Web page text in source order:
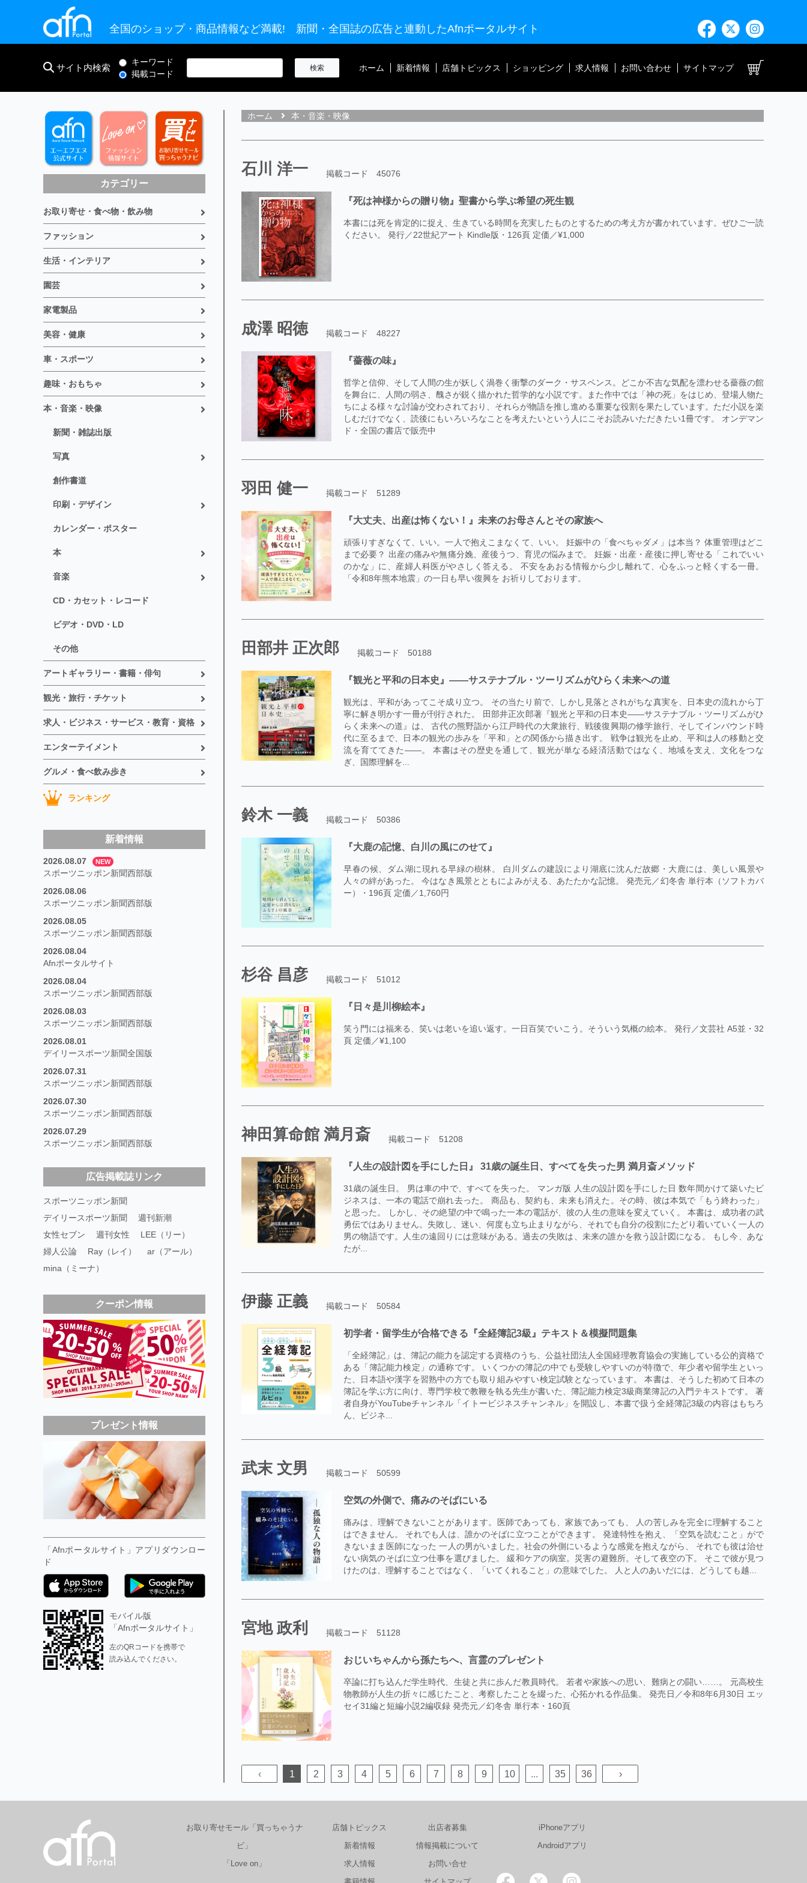
全国のショップ・商品情報など満載! 新聞・全国誌の広告と連動したAfnポータルサイト
サイト内検索
キーワード
掲載コード
ホーム 新着情報 店舗トピックス ショッピング 求人情報 お問い合わせ サイトマップ
カテゴリー
お取り寄せ・食べ物・飲み物
ファッション
生活・インテリア
園芸
家電製品
美容・健康
車・スポーツ
趣味・おもちゃ
本・音楽・映像
新聞・雑誌出版
写真
創作書道
印刷・デザイン
カレンダー・ポスター
本
音楽
CD・カセット・レコード
ビデオ・DVD・LD
その他
アートギャラリー・書籍・俳句
観光・旅行・チケット
求人・ビジネス・サービス・教育・資格
エンターテイメント
グルメ・食べ飲み歩き
ランキング
新着情報
2026.08.07 NEW
スポーツニッポン新聞西部版
2026.08.06
スポーツニッポン新聞西部版
2026.08.05
スポーツニッポン新聞西部版
2026.08.04
Afnポータルサイト
2026.08.04
スポーツニッポン新聞西部版
2026.08.03
スポーツニッポン新聞西部版
2026.08.01
デイリースポーツ新聞全国版
2026.07.31
スポーツニッポン新聞西部版
2026.07.30
スポーツニッポン新聞西部版
2026.07.29
スポーツニッポン新聞西部版
広告掲載誌リンク
スポーツニッポン新聞
デイリースポーツ新聞
週刊新潮
女性セブン
週刊女性
LEE（リー）
婦人公論
Ray（レイ）
ar（アール）
mina（ミーナ）
クーポン情報
プレゼント情報
「Afnポータルサイト」アプリダウンロー
ド
モバイル版
「Afnポータルサイト」
左のQRコードを携帯で
読み込んでください。
ホーム 本・音楽・映像
石川 洋一 掲載コード 45076
『死は神様からの贈り物』聖書から学ぶ希望の死生観
本書には死を肯定的に捉え、生きている時間を充実したものとするための考え方が書かれています。ぜひご一読
ください。 発行／22世紀アート Kindle版・126頁 定価／¥1,000
成澤 昭徳 掲載コード 48227
『薔薇の味』
哲学と信仰、そして人間の生が妖しく渦巻く衝撃のダーク・サスペンス。どこか不吉な気配を漂わせる薔薇の館
を舞台に、人間の弱さ、醜さが鋭く描かれた哲学的な小説です。また作中では「神の死」をはじめ、登場人物た
ちによる様々な討論が交わされており、それらが物語を推し進める重要な役割を果たしています。ただ小説を楽
しむだけでなく、読後にもいろいろなことを考えたいという人にこそお読みいただきたい1冊です。 オンデマン
ド・全国の書店で販売中
羽田 健一 掲載コード 51289
『大丈夫、出産は怖くない！』未来のお母さんとその家族へ
頑張りすぎなくて、いい。一人で抱えこまなくて、いい。 妊娠中の「食べちゃダメ」は本当？ 体重管理はどこ
まで必要？ 出産の痛みや無痛分娩、産後うつ、育児の悩みまで。 妊娠・出産・産後に押し寄せる「これでいい
のかな」に、産婦人科医がやさしく答える。 不安をあおる情報から少し離れて、心をふっと軽くする一冊。
「令和8年熊本地震」の一日も早い復興を お祈りしております。
田部井 正次郎 掲載コード 50188
『観光と平和の日本史』――サステナブル・ツーリズムがひらく未来への道
観光は、平和があってこそ成り立つ。 その当たり前で、しかし見落とされがちな真実を、日本史の流れから丁
寧に解き明かす一冊が刊行された。 田部井正次郎著『観光と平和の日本史――サステナブル・ツーリズムがひ
らく未来への道』は、 古代の熊野詣から江戸時代の大衆旅行、戦後復興期の修学旅行、そしてインバウンド時
代に至るまで、日本の観光の歩みを「平和」との関係から描き出す。 戦争は観光を止め、平和は人の移動と交
流を育ててきた――。 本書はその歴史を通して、観光が単なる経済活動ではなく、地域を支え、文化をつな
ぎ、国際理解を...
鈴木 一義 掲載コード 50386
『大鹿の記憶、白川の風にのせて』
早春の候、ダム湖に現れる早緑の樹林。 白川ダムの建設により湖底に沈んだ故郷・大鹿には、美しい風景や
人々の絆があった。 今はなき風景とともによみがえる、あたたかな記憶。 発売元／幻冬舎 単行本（ソフトカバ
ー）・196頁 定価／1,760円
杉谷 昌彦 掲載コード 51012
『日々是川柳絵本』
笑う門には福来る、笑いは老いを追い返す。一日百笑でいこう。そういう気概の絵本。 発行／文芸社 A5並・32
頁 定価／¥1,100
神田算命館 満月斎 掲載コード 51208
『人生の設計図を手にした日』 31歳の誕生日、すべてを失った男 満月斎メソッド
31歳の誕生日。 男は車の中で、すべてを失った。 マンガ版 人生の設計図を手にした日 数年間かけて築いたビ
ジネスは、一本の電話で崩れ去った。 商品も、契約も、未来も消えた。その時、彼は本気で「もう終わった」
と思った。 しかし、その絶望の中で鳴った一本の電話が、彼の人生の意味を変えていく。 本書は、成功者の武
勇伝ではありません。失敗し、迷い、何度も立ち止まりながら、それでも自分の役割にたどり着いていく一人の
男の物語です。人生の遠回りには意味がある。過去の失敗は、未来の誰かを救う設計図になる。 もし今、あな
たが...
伊藤 正義 掲載コード 50584
初学者・留学生が合格できる『全経簿記3級』テキスト＆模擬問題集
「全経簿記」は、簿記の能力を認定する資格のうち、公益社団法人全国経理教育協会の実施している公的資格で
ある「簿記能力検定」の通称です。 いくつかの簿記の中でも受験しやすいのが特徴で、年少者や留学生といっ
た、日本語や漢字を習熟中の方でも取り組みやすい検定試験となっています。 本書は、そうした初めて日本の
簿記を学ぶ方に向け、専門学校で教鞭を執る先生が書いた、簿記能力検定3級商業簿記の入門テキストです。 著
者自身がYouTubeチャンネル「イトービジネスチャンネル」を開設し、本書で扱う全経簿記3級の内容はもちろ
ん、ビジネ...
武末 文男 掲載コード 50599
空気の外側で、痛みのそばにいる
痛みは、理解できないことがあります。医師であっても、家族であっても、 人の苦しみを完全に理解すること
はできません。 それでも人は、誰かのそばに立つことができます。 発達特性を抱え、「空気を読むこと」がで
きないまま医師になった 一人の男がいました。社会の外側にいるような感覚を抱えながら、 それでも彼は治せ
ない病気のそばに立つ仕事を選びました。 緩和ケアの病室。災害の避難所。そして夜空の下。 そこで彼が見つ
けたのは、理解することではなく、「いてくれること」の意味でした。 人と人のあいだには、どうしても越...
宮地 政利 掲載コード 51128
おじいちゃんから孫たちへ、言霊のプレゼント
卒論に打ち込んだ学生時代、生徒と共に歩んだ教員時代。 若者や家族への思い、難病との闘い……。 元高校生
物教師が人生の折々に感じたこと、考察したことを綴った、心拓かれる作品集。 発売日／令和8年6月30日 エッ
セイ31編と短編小説2編収録 発売元／幻冬舎 単行本・160頁
‹ 1 2 3 4 5 6 7 8 9 10 ... 35 36 ›
お取り寄せモール「買っちゃうナ
ビ」
「Love on」
店舗トピックス
新着情報
求人情報
出店者募集
情報掲載について
お問い合せ
iPhoneアプリ
Androidアプリ